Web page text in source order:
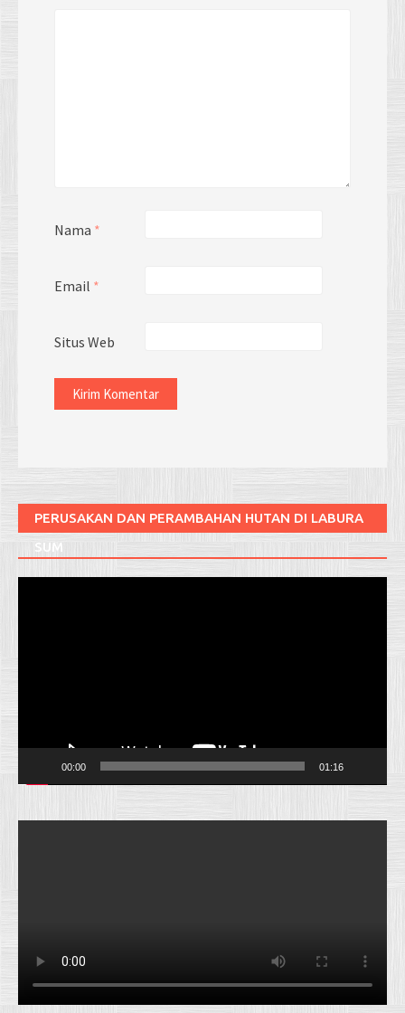
Nama *
Email *
Situs Web
PERUSAKAN DAN PERAMBAHAN HUTAN DI LABURA
SUM
00:00 01:16